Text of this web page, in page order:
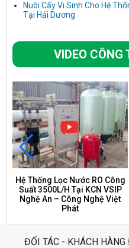
Nuôi Cấy Vi Sinh Cho Hệ
Tại Hải Dương
VIDEO CÔNG
Hệ Thống Lọc Nước RO Công
Suất 3500L/H Tại KCN VSIP
Nghệ An – Công Nghệ Việt
Phát
ĐỐI TÁC - KHÁCH HÀNG